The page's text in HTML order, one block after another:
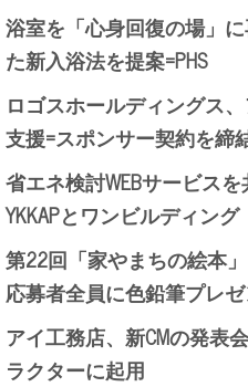
浴室を「心身回復の場」
た新入浴法を提案=PHS
ロゴスホールディングス
支援=スポンサー契約を締
省エネ検討WEBサービス
YKKAPとワンビルディング
第22回「家やまちの絵本
応募者全員に色鉛筆プレ
アイ工務店、新CMの発表
ラクターに起用